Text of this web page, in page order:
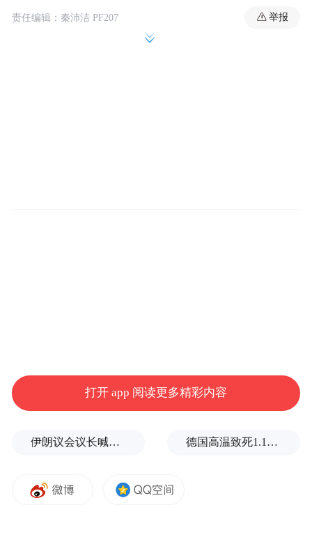
同时，以美元计价，11月当月的进出口总值
的一个原因。”北京师范大学教授、“一带一
路”学院研究员万喆接受证券时报记者采访时
据中心投资需求强劲，带动了包括芯片在内
贸的重要引擎。
责任编辑：秦沛洁 PF207 举报
打开 app 阅读更多精彩内容
伊朗议会议长喊话：别再作秀了！ 德国高温致死1.19万人，为2016年来最高纪录